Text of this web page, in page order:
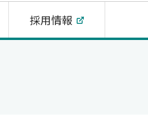
採用情報